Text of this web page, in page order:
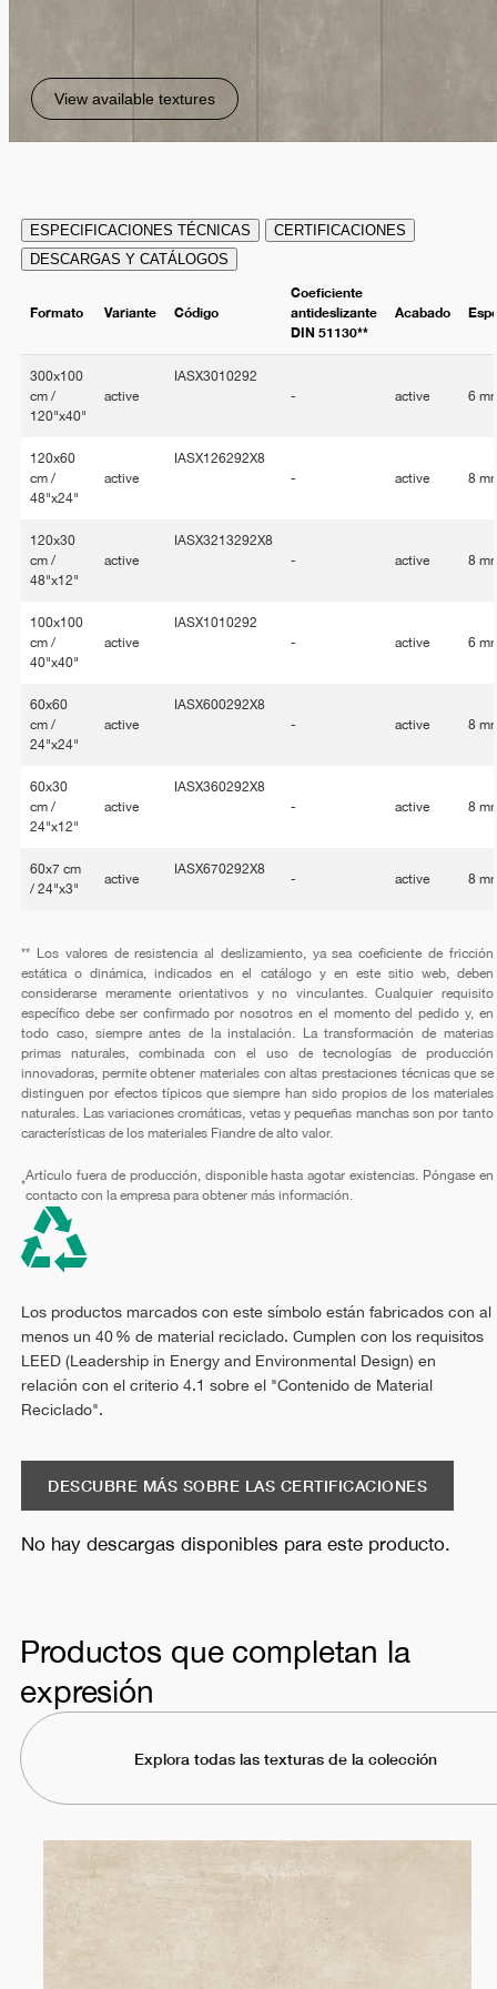
View available textures
ESPECIFICACIONES TÉCNICAS
CERTIFICACIONES
DESCARGAS Y CATÁLOGOS
Formato Variante Código
Coeficiente
antideslizante
DIN 51130**
Acabado
300x100
cm /
120"x40"
active
IASX3010292
-
active 6
120x60
cm /
48"x24"
active
IASX126292X8
-
active 8
120x30
cm /
48"x12"
active
IASX3213292X8
-
active 8
100x100
cm /
40"x40"
active
IASX1010292
-
active 6
60x60
cm /
24"x24"
active
IASX600292X8
-
active 8
60x30
cm /
24"x12"
active
IASX360292X8
-
active 8
60x7 cm
/ 24"x3"
active
IASX670292X8
- active 8
** Los valores de resistencia al deslizamiento, ya sea coeficiente de fricción
estática o dinámica, indicados en el catálogo y en este sitio web, deben
considerarse meramente orientativos y no vinculantes. Cualquier requisito
específico debe ser confirmado por nosotros en el momento del pedido y, en
todo caso, siempre antes de la instalación. La transformación de materias
primas naturales, combinada con el uso de tecnologías de producción
innovadoras, permite obtener materiales con altas prestaciones técnicas que se
distinguen por efectos típicos que siempre han sido propios de los materiales
naturales. Las variaciones cromáticas, vetas y pequeñas manchas son por tanto
características de los materiales Fiandre de alto valor.
*
Artículo fuera de producción, disponible hasta agotar existencias. Póngase en
contacto con la empresa para obtener más información.
Los productos marcados con este símbolo están fabricados con al
menos un 40 % de material reciclado. Cumplen con los requisitos
LEED (Leadership in Energy and Environmental Design) en
relación con el criterio 4.1 sobre el "Contenido de Material
Reciclado".
DESCUBRE MÁS SOBRE LAS CERTIFICACIONES
No hay descargas disponibles para este producto.
Productos que completan la
expresión
Explora todas las texturas de la colección